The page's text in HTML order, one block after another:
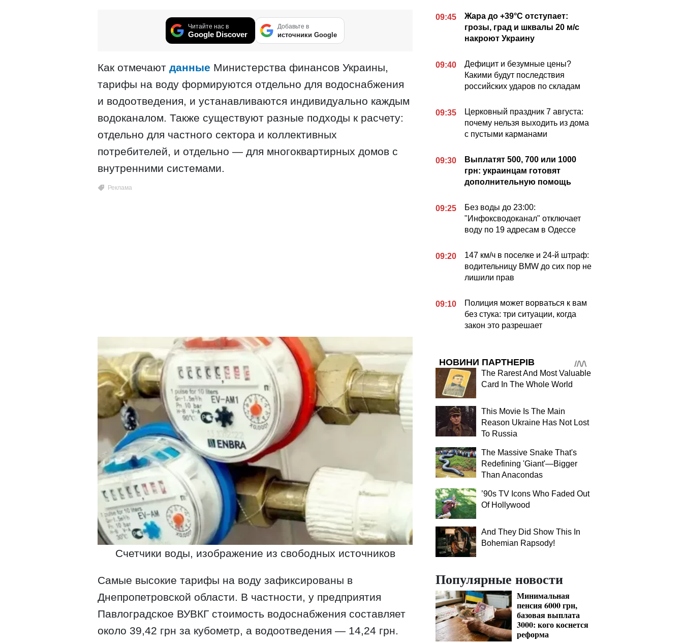
Читайте нас в
Google Discover
Добавьте в
источники Google
Как отмечают данные Министерства финансов Украины,
тарифы на воду формируются отдельно для водоснабжения
и водоотведения, и устанавливаются индивидуально каждым
водоканалом. Также существуют разные подходы к расчету:
отдельно для частного сектора и коллективных
потребителей, и отдельно — для многоквартирных домов с
внутренними системами.
Счетчики воды, изображение из свободных источников
Самые высокие тарифы на воду зафиксированы в
Днепропетровской области. В частности, у предприятия
Павлоградское ВУВКГ стоимость водоснабжения составляет
около 39,42 грн за кубометр, а водоотведения — 14,24 грн.
09:45
Жара до +39°C отступает:
грозы, град и шквалы 20 м/с
накроют Украину
09:40
Дефицит и безумные цены?
Какими будут последствия
российских ударов по складам
09:35
Церковный праздник 7 августа:
почему нельзя выходить из дома
с пустыми карманами
09:30
Выплатят 500, 700 или 1000
грн: украинцам готовят
дополнительную помощь
09:25
Без воды до 23:00:
"Инфоксводоканал" отключает
воду по 19 адресам в Одессе
09:20
147 км/ч в поселке и 24-й штраф:
водительницу BMW до сих пор не
лишили прав
09:10
Полиция может ворваться к вам
без стука: три ситуации, когда
закон это разрешает
НОВИНИ ПАРТНЕРІВ
The Rarest And Most Valuable
Card In The Whole World
This Movie Is The Main
Reason Ukraine Has Not Lost
To Russia
The Massive Snake That's
Redefining 'Giant'—Bigger
Than Anacondas
’90s TV Icons Who Faded Out
Of Hollywood
And They Did Show This In
Bohemian Rapsody!
Популярные новости
Минимальная
пенсия 6000 грн,
базовая выплата
3000: кого коснется
реформа